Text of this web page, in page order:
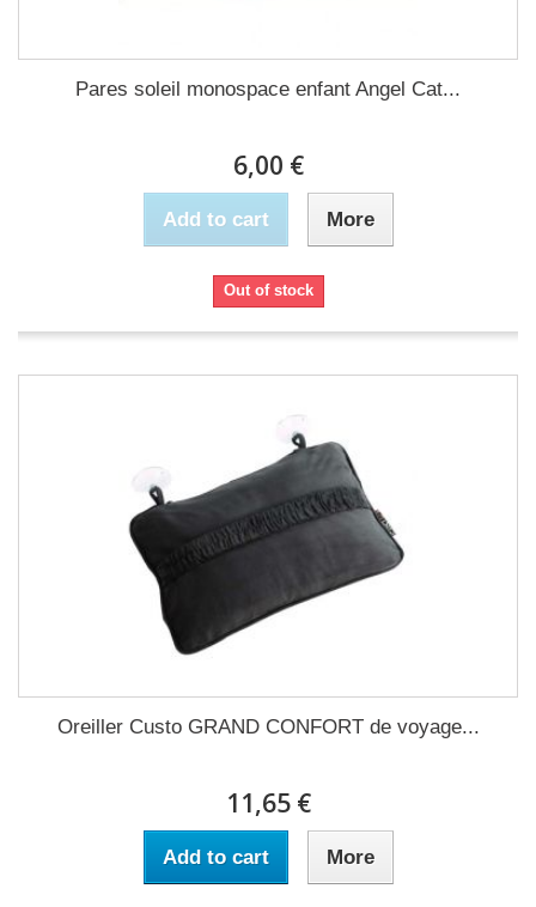
Pares soleil monospace enfant Angel Cat...
6,00 €
Add to cart More
Out of stock
Oreiller Custo GRAND CONFORT de voyage...
11,65 €
Add to cart More